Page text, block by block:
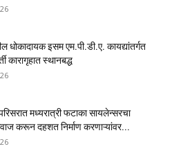
धोकादायक इसम एम.पी.डी.ए. कायद्यांतर्गत
कारागृहात स्थानबद्ध
मध्यरात्री फटाका सायलेन्सरचा
करून दहशत निर्माण करणाऱ्यांवर...